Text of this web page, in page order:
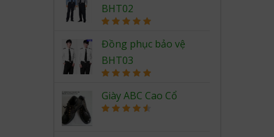
BHT02
out of 5
Đồng phục bảo vệ
BHT03
out of 5
Giày ABC Cao Cổ